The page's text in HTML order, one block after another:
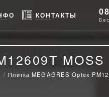
КОНТАКТЫ
Плитка MEGAGRES Optex